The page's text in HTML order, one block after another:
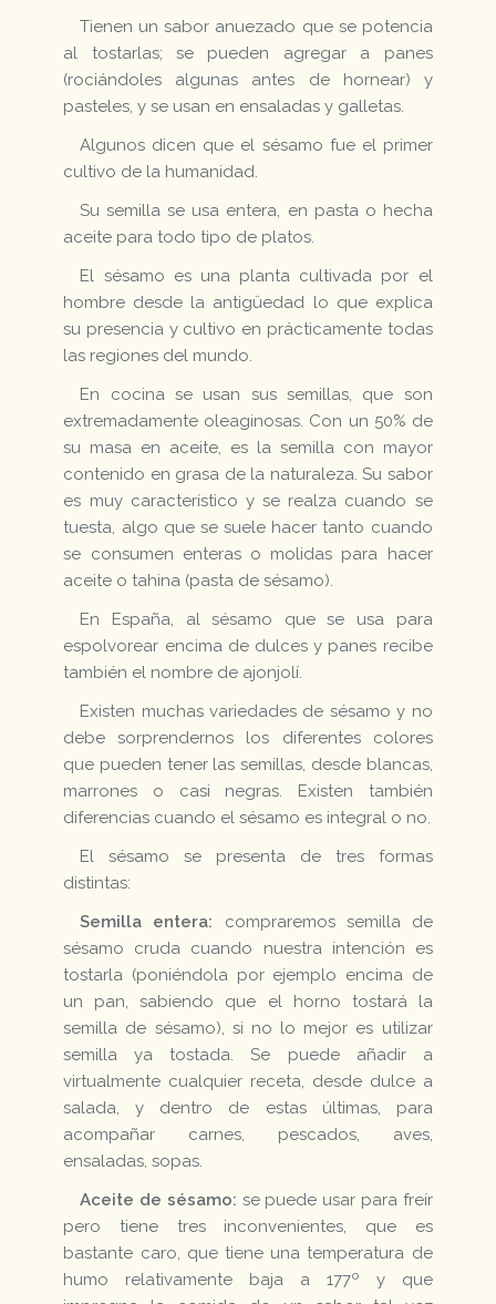
Tienen un sabor anuezado que se potencia
al tostarlas; se pueden agregar a panes
(rociándoles algunas antes de hornear) y
pasteles, y se usan en ensaladas y galletas.
Algunos dicen que el sésamo fue el primer
cultivo de la humanidad.
Su semilla se usa entera, en pasta o hecha
aceite para todo tipo de platos.
El sésamo es una planta cultivada por el
hombre desde la antigüedad lo que explica
su presencia y cultivo en prácticamente todas
las regiones del mundo.
En cocina se usan sus semillas, que son
extremadamente oleaginosas. Con un 50% de
su masa en aceite, es la semilla con mayor
contenido en grasa de la naturaleza. Su sabor
es muy característico y se realza cuando se
tuesta, algo que se suele hacer tanto cuando
se consumen enteras o molidas para hacer
aceite o tahina (pasta de sésamo).
En España, al sésamo que se usa para
espolvorear encima de dulces y panes recibe
también el nombre de ajonjolí.
Existen muchas variedades de sésamo y no
debe sorprendernos los diferentes colores
que pueden tener las semillas, desde blancas,
marrones o casi negras. Existen también
diferencias cuando el sésamo es integral o no.
El sésamo se presenta de tres formas
distintas:
Semilla entera: compraremos semilla de
sésamo cruda cuando nuestra intención es
tostarla (poniéndola por ejemplo encima de
un pan, sabiendo que el horno tostará la
semilla de sésamo), si no lo mejor es utilizar
semilla ya tostada. Se puede añadir a
virtualmente cualquier receta, desde dulce a
salada, y dentro de estas últimas, para
acompañar carnes, pescados, aves,
ensaladas, sopas.
Aceite de sésamo: se puede usar para freír
pero tiene tres inconvenientes, que es
bastante caro, que tiene una temperatura de
humo relativamente baja a 177º y que